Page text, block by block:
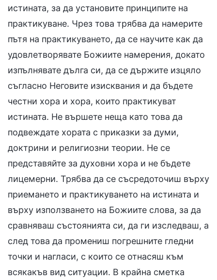
истината, за да установите принципите на
практикуване. Чрез това трябва да намерите
пътя на практикуването, да се научите как да
удовлетворявате Божиите намерения, докато
изпълнявате дълга си, да се държите изцяло
съгласно Неговите изисквания и да бъдете
честни хора и хора, които практикуват
истината. Не вършете неща като това да
подвеждате хората с приказки за думи,
доктрини и религиозни теории. Не се
представяйте за духовни хора и не бъдете
лицемерни. Трябва да се съсредоточиш върху
приемането и практикуването на истината и
върху използването на Божиите слова, за да
сравняваш състоянията си, да ги изследваш, а
след това да промениш погрешните гледни
точки и нагласи, с които се отнасяш към
всякакъв вид ситуации. В крайна сметка